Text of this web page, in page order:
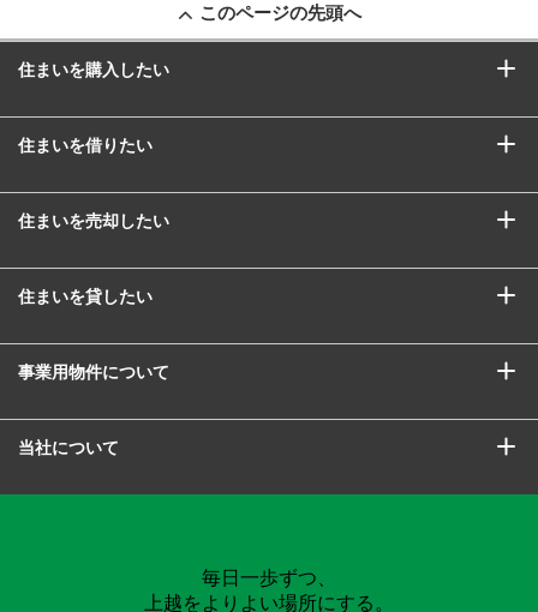
このページの先頭へ
住まいを購入したい
住まいを借りたい
住まいを売却したい
住まいを貸したい
事業用物件について
当社について
毎日一歩ずつ、
上越をよりよい場所にする。